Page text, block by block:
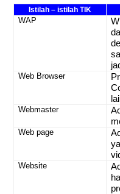
Istilah – istilah TIK
WAP
Web Browser
Webmaster
Web page
Website